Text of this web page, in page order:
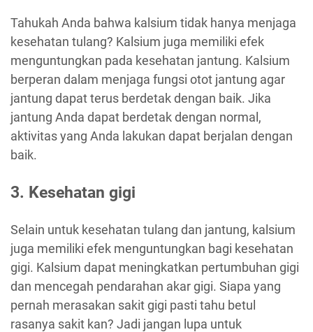
Tahukah Anda bahwa kalsium tidak hanya menjaga
kesehatan tulang? Kalsium juga memiliki efek
menguntungkan pada kesehatan jantung. Kalsium
berperan dalam menjaga fungsi otot jantung agar
jantung dapat terus berdetak dengan baik. Jika
jantung Anda dapat berdetak dengan normal,
aktivitas yang Anda lakukan dapat berjalan dengan
baik.
3. Kesehatan gigi
Selain untuk kesehatan tulang dan jantung, kalsium
juga memiliki efek menguntungkan bagi kesehatan
gigi. Kalsium dapat meningkatkan pertumbuhan gigi
dan mencegah pendarahan akar gigi. Siapa yang
pernah merasakan sakit gigi pasti tahu betul
rasanya sakit kan? Jadi jangan lupa untuk